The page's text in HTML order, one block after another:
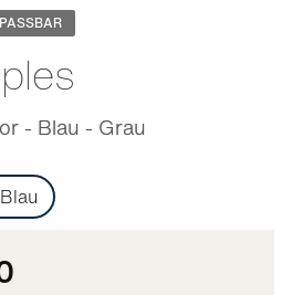
- Blau - Grau
Blau